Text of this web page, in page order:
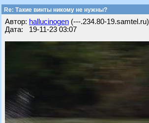
Re: Такие винты никому не нужны?
Автор: hallucinogen (---.234.80-19.samtel.ru)
Дата: 19-11-23 03:07